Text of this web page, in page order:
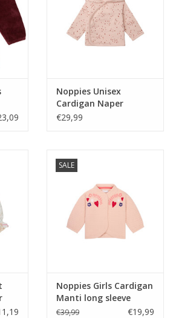
Noppies Unisex
Cardigan Naper
reversible all over print
€29,99
SALE
Noppies Girls Cardigan
Manti long sleeve
Evening Sand Z25
€39,99 €19,99